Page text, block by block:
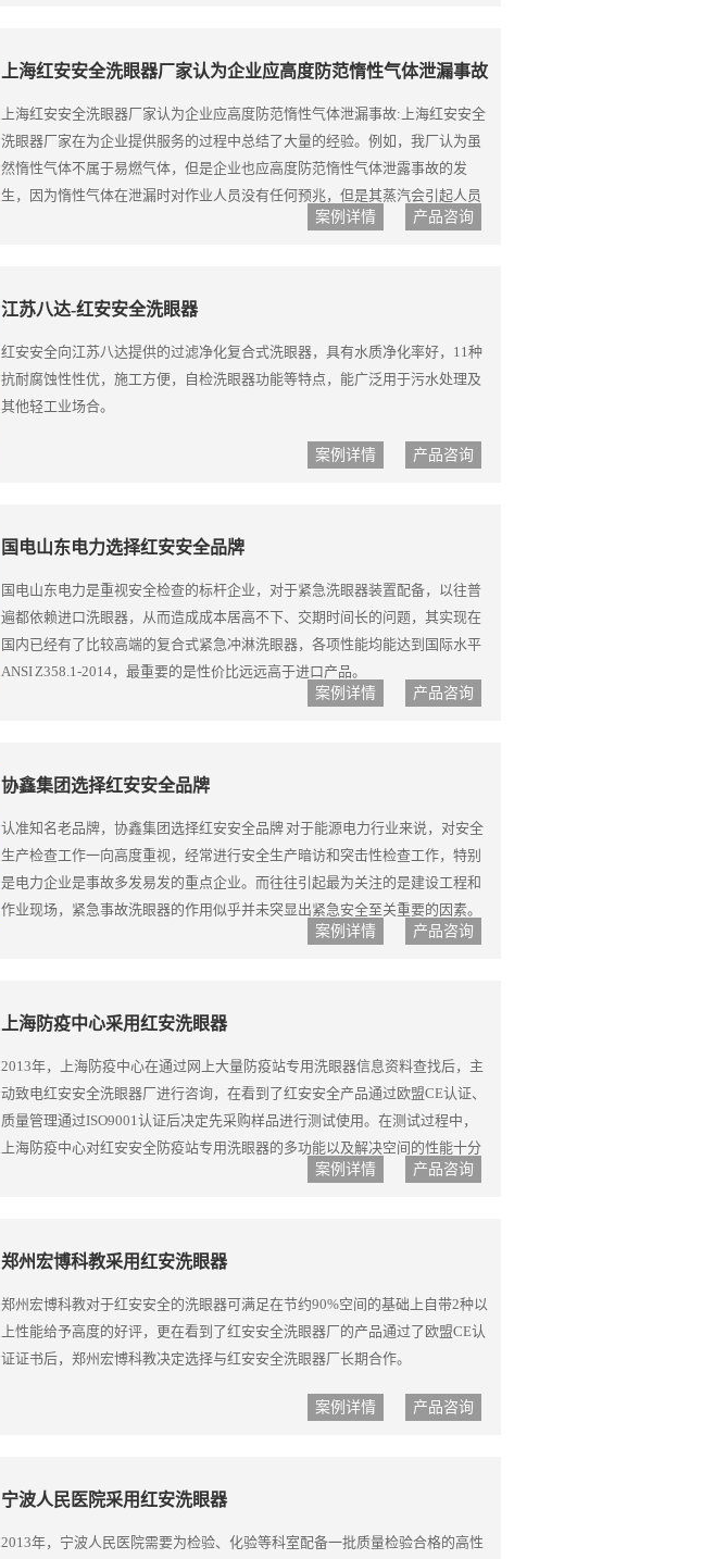
上海红安安全洗眼器厂家认为企业应高度防范惰性气体泄漏事故
上海红安安全洗眼器厂家认为企业应高度防范惰性气体泄漏事故:上海红安安全
洗眼器厂家在为企业提供服务的过程中总结了大量的经验。例如，我厂认为虽
然惰性气体不属于易燃气体，但是企业也应高度防范惰性气体泄露事故的发
生，因为惰性气体在泄漏时对作业人员没有任何预兆，但是其蒸汽会引起人员
产生头晕甚至窒息的后果，并且该蒸汽会沿地面扩散堆积于低洼处或密闭空
案例详情 产品咨询
江苏八达-红安安全洗眼器
红安安全向江苏八达提供的过滤净化复合式洗眼器，具有水质净化率好，11种
抗耐腐蚀性性优，施工方便，自检洗眼器功能等特点，能广泛用于污水处理及
其他轻工业场合。
案例详情 产品咨询
国电山东电力选择红安安全品牌
国电山东电力是重视安全检查的标杆企业，对于紧急洗眼器装置配备，以往普
遍都依赖进口洗眼器，从而造成成本居高不下、交期时间长的问题，其实现在
国内已经有了比较高端的复合式紧急冲淋洗眼器，各项性能均能达到国际水平
ANSI Z358.1-2014，最重要的是性价比远远高于进口产品。
案例详情
产品咨询
协鑫集团选择红安安全品牌
认准知名老品牌，协鑫集团选择红安安全品牌 对于能源电力行业来说，对安全
生产检查工作一向高度重视，经常进行安全生产暗访和突击性检查工作，特别
是电力企业是事故多发易发的重点企业。而往往引起最为关注的是建设工程和
作业现场，紧急事故洗眼器的作用似乎并未突显出紧急安全至关重要的因素。
协鑫（集团）控股有限公司2015年全球新能源企业500强排名11，中国新能源
案例详情 产品咨询
上海防疫中心采用红安洗眼器
2013年，上海防疫中心在通过网上大量防疫站专用洗眼器信息资料查找后，主
动致电红安安全洗眼器厂进行咨询，在看到了红安安全产品通过欧盟CE认证、
质量管理通过ISO9001认证后决定先采购样品进行测试使用。在测试过程中，
上海防疫中心对红安安全防疫站专用洗眼器的多功能以及解决空间的性能十分
案例详情 产品咨询
郑州宏博科教采用红安洗眼器
郑州宏博科教对于红安安全的洗眼器可满足在节约90%空间的基础上自带2种以
上性能给予高度的好评，更在看到了红安安全洗眼器厂的产品通过了欧盟CE认
证证书后，郑州宏博科教决定选择与红安安全洗眼器厂长期合作。
案例详情 产品咨询
宁波人民医院采用红安洗眼器
2013年，宁波人民医院需要为检验、化验等科室配备一批质量检验合格的高性